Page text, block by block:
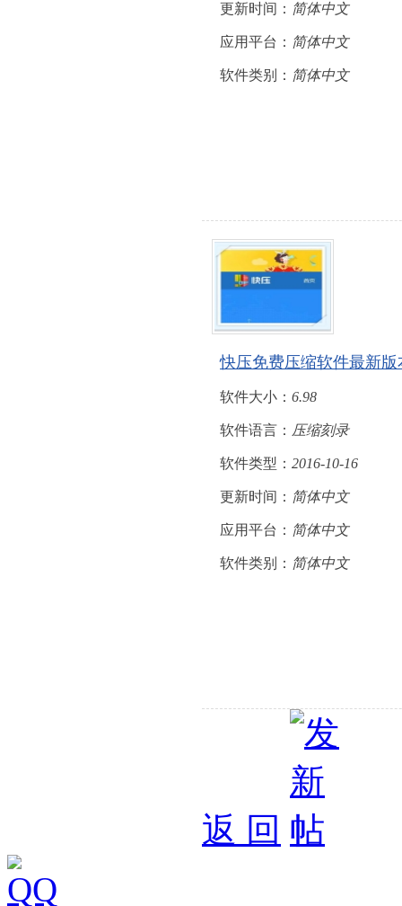
更新时间： 简体中文
应用平台： 简体中文
软件类别： 简体中文
快压免费压缩软件最新
软件大小： 6.98
软件语言： 压缩刻录
软件类型： 2016-10-16
更新时间： 简体中文
应用平台： 简体中文
软件类别： 简体中文
返 回